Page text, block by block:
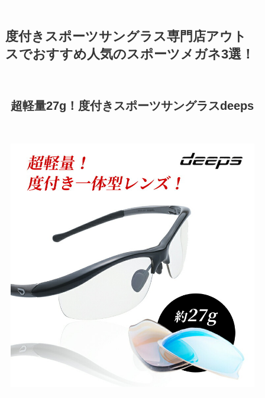
度付きスポーツサングラス専門店アウト
スでおすすめ人気のスポーツメガネ3選！
超軽量27g！度付きスポーツサングラスdeeps